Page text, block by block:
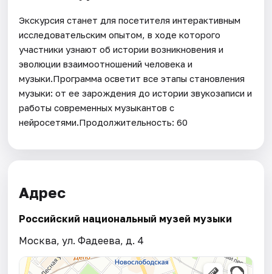
Экскурсия станет для посетителя интерактивным
исследовательским опытом, в ходе которого
участники узнают об истории возникновения и
эволюции взаимоотношений человека и
музыки.Программа осветит все этапы становления
музыки: от ее зарождения до истории звукозаписи и
работы современных музыкантов с
нейросетями.Продолжительность: 60
Адрес
Российский национальный музей музыки
Москва, ул. Фадеева, д. 4